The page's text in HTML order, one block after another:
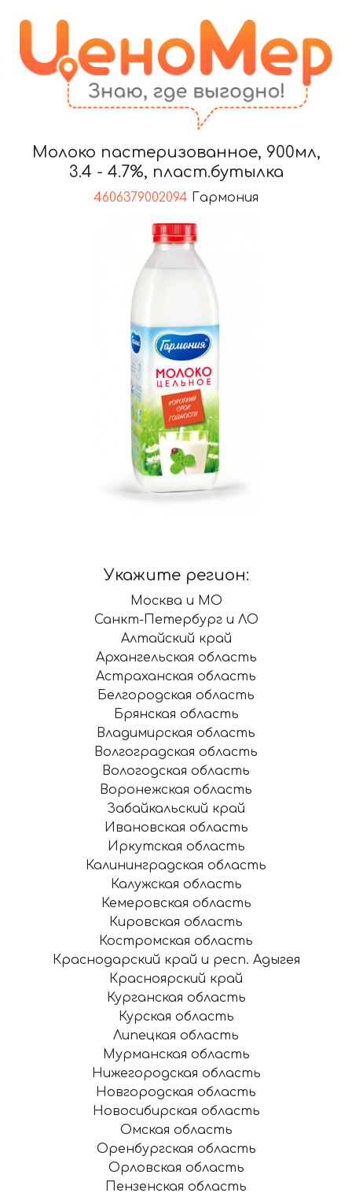
Молоко пастеризованное, 900мл,
3.4 - 4.7%, пласт.бутылка
4606379002094 Гармония
Укажите регион:
Москва и МО
Санкт-Петербург и ЛО
Алтайский край
Архангельская область
Астраханская область
Белгородская область
Брянская область
Владимирская область
Волгоградская область
Вологодская область
Воронежская область
Забайкальский край
Ивановская область
Иркутская область
Калининградская область
Калужская область
Кемеровская область
Кировская область
Костромская область
Краснодарский край и респ. Адыгея
Красноярский край
Курганская область
Курская область
Липецкая область
Мурманская область
Нижегородская область
Новгородская область
Новосибирская область
Омская область
Оренбургская область
Орловская область
Пензенская область